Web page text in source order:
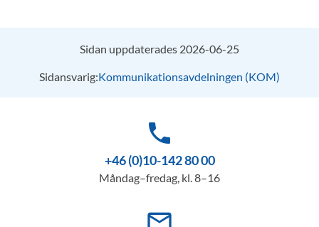
Sidan uppdaterades 2026-06-25
Sidansvarig:Kommunikationsavdelningen (KOM)
phone
+46 (0)10-142 80 00
Måndag–fredag, kl. 8–16